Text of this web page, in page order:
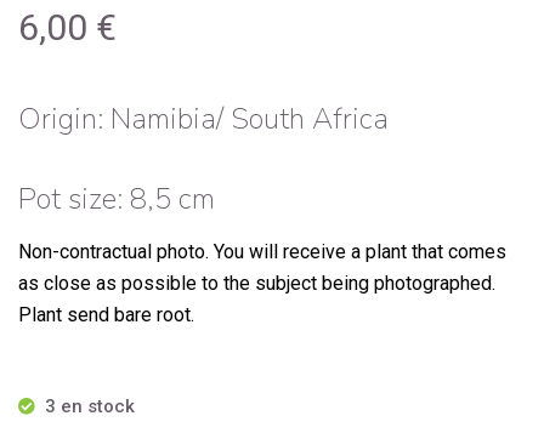
6,00 €
Origin: Namibia/ South Africa
Pot size: 8,5 cm
Non-contractual photo. You will receive a plant that comes
as close as possible to the subject being photographed.
Plant send bare root.
3 en stock